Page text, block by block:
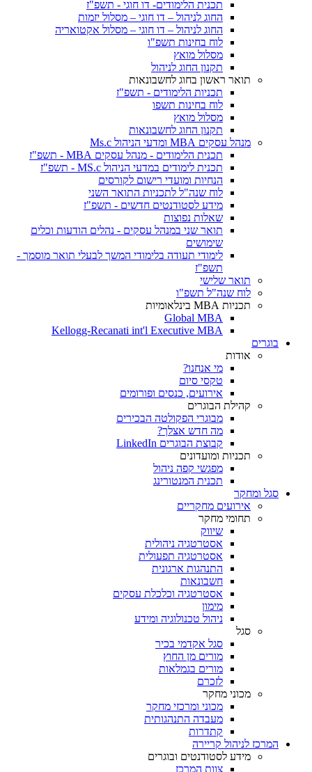
תכנית הלימודים- דו חוגי - תשפ"ז
החוג לניהול – דו חוגי – מסלול יזמות
החוג לניהול – דו חוגי – מסלול אקטואריה
לוח בחינות תשפ"ו
מסלול מואץ
תקנון החוג לניהול
תואר ראשון בחוג לחשבונאות
תכניות הלימודים - תשפ"ז
לוח בחינות תשפו
מסלול מואץ
תקנון החוג לחשבונאות
מנהל עסקים MBA ומדעי הניהול Ms.c
תכנית הלימודים - מנהל עסקים MBA - תשפ"ז
תכנית לימודים במדעי הניהול MS.c - תשפ"ז
הנחיות ומועדי רישום לקורסים
לוח שנה"ל לתכניות התואר השני
מידע לסטודנטים חדשים - תשפ"ז
שאלות נפוצות
תואר שני במנהל עסקים - נהלים הודעות וכלים
שימושים
לימודי תעודה בלימודי המשך לבעלי תואר מוסמך -
תשפ"ז
תואר שלישי
לוח שנה"ל תשפ"ו
תכניות MBA בינלאומיות
Global MBA
Kellogg-Recanati int'l Executive MBA
בוגרים
אודות
מי אנחנו?
טקסי סיום
אירועים, כנסים ופורומים
קהילת הבוגרים
מבוגרי הפקולטה הבכירים
מה חדש אצלך?
קבוצת הבוגרים LinkedIn
תכניות ומועדונים
מפגשי קפה ניהול
תכנית המנטורינג
סגל ומחקר
אירועים מחקריים
תחומי מחקר
שיווק
אסטרטגיה ניהולית
אסטרטגיה תפעולית
התנהגות ארגונית
חשבונאות
אסטרטגיה וכלכלת עסקים
מימון
ניהול טכנולוגיה ומידע
סגל
סגל אקדמי בכיר
מורים מן החוץ
מורים בגמלאות
לזכרם
מכוני מחקר
מכוני ומרכזי מחקר
מעבדה התנהגותית
קתדרות
המרכז לניהול קריירה
מידע לסטודנטים ובוגרים
צוות המרכז